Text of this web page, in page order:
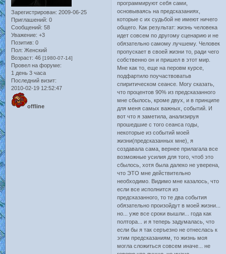
Зарегистрирован: 2009-06-25
Приглашений: 0
Сообщений: 58
Уважение: +3
Позитив: 0
Пол: Женский
Возраст: 46 [1980-07-14]
Провел на форуме:
1 день 3 часа
Последний визит:
2010-02-19 12:52:47
offline
программируют себя сами,
основываясь на предсказаниях,
которые с их судьбой не имеют ничего
общего. Как результат: жизнь человека
идет совсем по другому сценарию и не
обязательно самому лучшему. Человек
пропускает в своей жизни то, ради чего
собственно он и пришел в этот мир.
Мне как то, еще на перовм курсе,
подфартило поучаствоватьв
спиритическом сеансе. Могу сказать,
что процентов 90% из предсказанного
мне сбылось, кроме двух, и в принципе
для меня самых важных, событий. И
вот что я заметила, анализируя
прошедшие с того сеанса годы,
некоторые из событий моей
жизни(предсказанных мне), я
создавала сама, вернее прилагала все
возможные усилия для того, чтоб это
сбылось, хотя была далеко не уверена,
что ЭТО мне действительно
необходимо. Видимо мне казалось, что
если все исполнится из
предсказанного, то те два события
обязательно произойдут в моей жизни...
но... уже все сроки вышли... года как
полтора... и я теперь задумалась, что
если бы я так серъезно не отнеслась к
этим предсказаниям, то жизнь моя
могла сложиться совсем иначе... не